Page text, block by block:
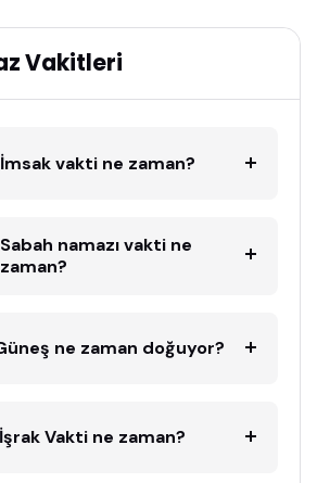
Vakitleri
İmsak vakti ne zaman?
Sabah namazı vakti ne
zaman?
ne zaman doğuyor?
İşrak Vakti ne zaman?